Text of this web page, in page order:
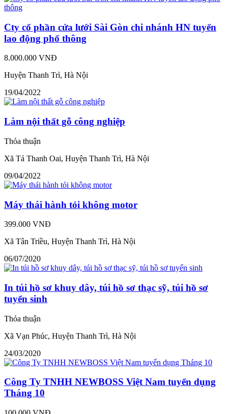
Cty cổ phần cửa lưới Sài Gòn chi nhánh HN tuyển
lao động phổ thông
8.000.000 VNĐ
Huyện Thanh Trì, Hà Nội
19/04/2022
Làm nội thất gỗ công nghiệp
Thỏa thuận
Xã Tả Thanh Oai, Huyện Thanh Trì, Hà Nội
09/04/2022
Máy thái hành tỏi không motor
399.000 VNĐ
Xã Tân Triều, Huyện Thanh Trì, Hà Nội
06/07/2020
In túi hồ sơ khuy dây, túi hồ sơ thạc sỹ, túi hồ sơ
tuyển sinh
Thỏa thuận
Xã Vạn Phúc, Huyện Thanh Trì, Hà Nội
24/03/2020
Công Ty TNHH NEWBOSS Việt Nam tuyển dụng
Tháng 10